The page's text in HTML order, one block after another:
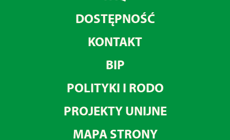
DOSTĘPNOŚĆ
KONTAKT
BIP
POLITYKI I RODO
PROJEKTY UNIJNE
MAPA STRONY